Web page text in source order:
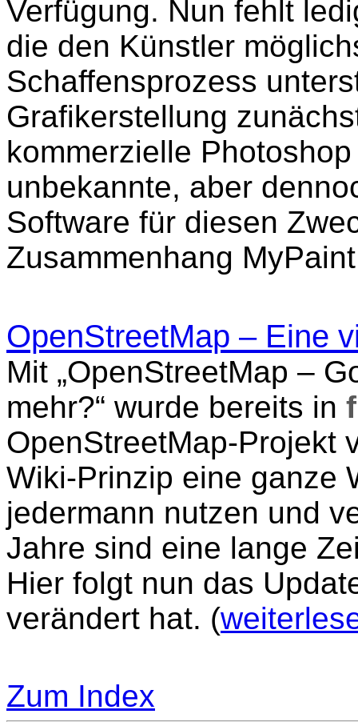
Verfügung. Nun fehlt
die den Künstler
Schaffensprozess
Grafikerstellung
kommerzielle
unbekannte, aber
Software für diesen
Zusammenhang
OpenStreetMap – Eine
Mit „OpenStreetMap –
mehr?“ wurde bereits in
OpenStreetMap-Projekt
Wiki-Prinzip eine ganze
jedermann nutzen und
Jahre sind eine lange
Hier folgt nun das
verändert hat. (
Zum Index